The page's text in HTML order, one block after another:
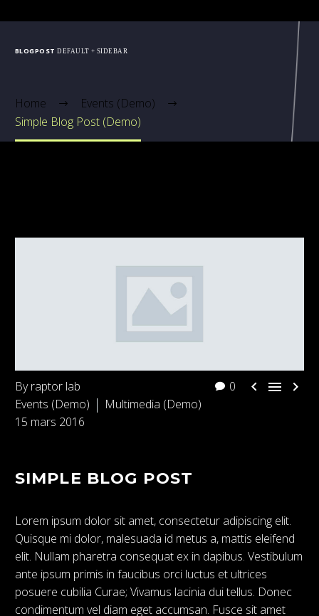
BLOGPOSTDEFAULT + SIDEBAR
Home
Events (Demo)
Simple Blog Post (Demo)
0   
By raptor lab
Events (Demo)
Multimedia (Demo)
15 mars 2016
SIMPLE BLOG POST
Lorem ipsum dolor sit amet, consectetur adipiscing elit.
Quisque mi dolor, malesuada id metus a, mattis eleifend
elit. Nullam pharetra consequat ex in dapibus. Vestibulum
ante ipsum primis in faucibus orci luctus et ultrices
posuere cubilia Curae; Vivamus lacinia dui tellus. Donec
condimentum vel diam eget accumsan. Fusce sit amet